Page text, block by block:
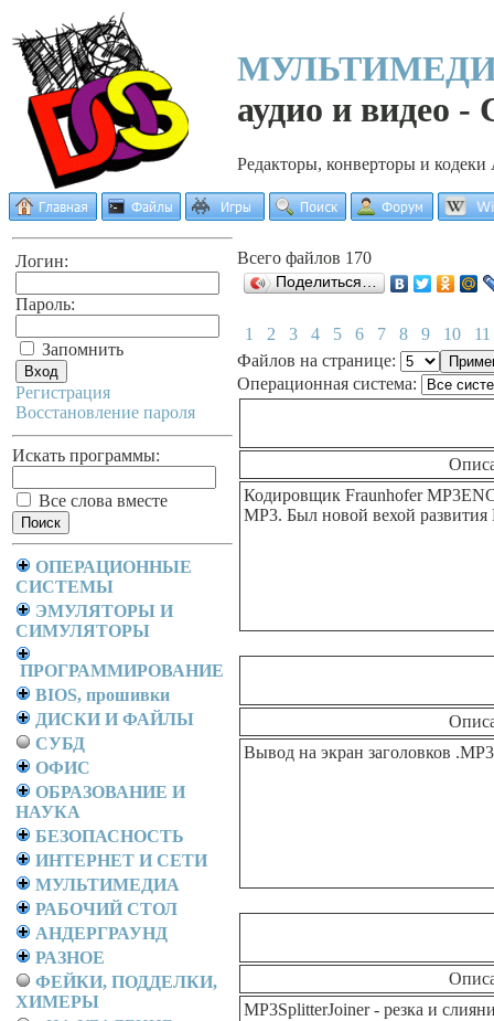
аудио и видео -
Редакторы, конверторы и
Логин:
Пароль:
Запомнить
Регистрация
Восстановление пароля
Искать программы:
Все слова вместе
ОПЕРАЦИОННЫЕ
СИСТЕМЫ
ЭМУЛЯТОРЫ И
СИМУЛЯТОРЫ
ПРОГРАММИРОВАНИЕ
BIOS, прошивки
ДИСКИ И ФАЙЛЫ
СУБД
ОФИС
ОБРАЗОВАНИЕ И
НАУКА
БЕЗОПАСНОСТЬ
ИНТЕРНЕТ И СЕТИ
МУЛЬТИМЕДИА
РАБОЧИЙ СТОЛ
АНДЕРГРАУНД
РАЗНОЕ
ФЕЙКИ, ПОДДЕЛКИ,
ХИМЕРЫ
Всего файлов 170
Поделиться…
1 2 3 4 5 6 7 8 9 10
11
Файлов на странице:
Операционная система:
Кодировщик Fraunhofer
MP3. Был новой вехой
Вывод на экран заголовков
MP3SplitterJoiner - резка и